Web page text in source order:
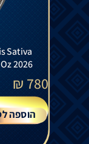
Sativa
2026
780
₪
הוספה